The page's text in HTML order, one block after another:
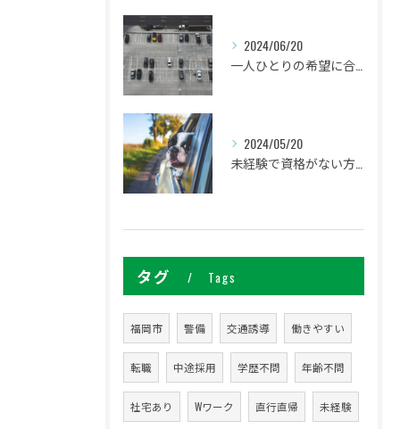
2024/06/20
一人ひとりの希望に合わせた働き方ができます
2024/05/20
未経験で資格がない方でも研修があるので安心してください
タグ Tags
福岡市 警備 交通誘導 働きやすい
転職 中途採用 学歴不問 年齢不問
社宅あり Wワーク 直行直帰 未経験